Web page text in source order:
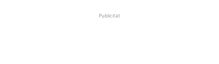
Publicitat